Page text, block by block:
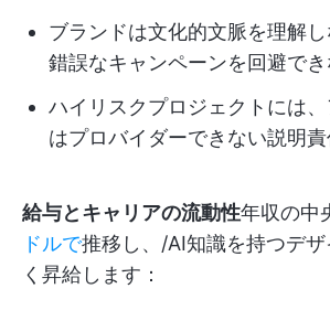
ブランドは文化的文脈を理解
錯誤なキャンペーンを回避で
ハイリスクプロジェクトには
はプロバイダーできない説明
給与とキャリアの流動性年収の中
ドルで推移し、/AI知識を持つデ
く昇給します：